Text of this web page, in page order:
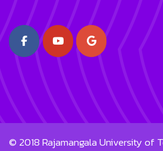
© 2018Rajamangala University of